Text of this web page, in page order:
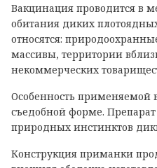
Вакцинация проводится в
обитания диких
относятся:
массивы, территории
некоммерческих
Особенность применяемой
съедобной форме. Препарат
природных инстинктов
Конструкция приманки